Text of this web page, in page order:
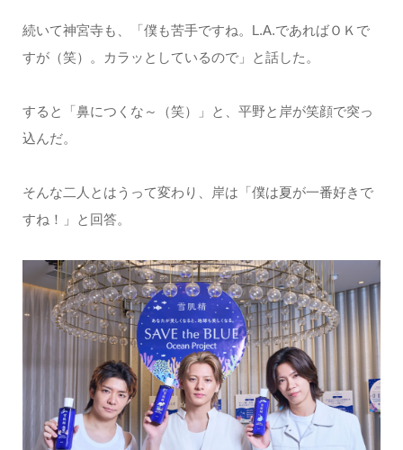
続いて神宮寺も、「僕も苦手ですね。L.A.であればＯＫで
すが（笑）。カラッとしているので」と話した。
すると「鼻につくな～（笑）」と、平野と岸が笑顔で突っ
込んだ。
そんな二人とはうって変わり、岸は「僕は夏が一番好きで
すね！」と回答。